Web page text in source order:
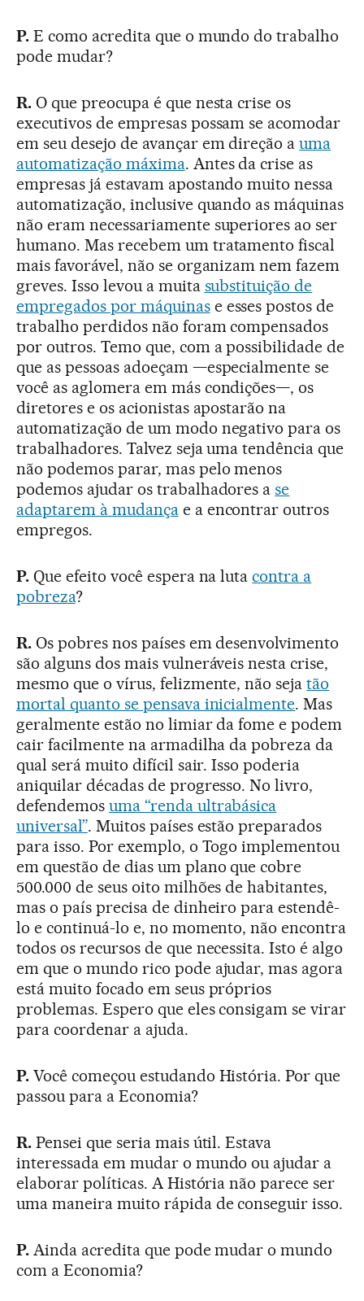
P. E como acredita que o mundo do trabalho
pode mudar?
R. O que preocupa é que nesta crise os
executivos de empresas possam se acomodar
em seu desejo de avançar em direção auma
automatização máxima. Antes da crise as
empresas já estavam apostando muito nessa
automatização, inclusive quando as máquinas
não eram necessariamente superiores ao ser
humano. Mas recebem um tratamento fiscal
mais favorável, não se organizam nem fazem
greves. Isso levou a muita substituição de
empregados por máquinase esses postos de
trabalho perdidos não foram compensados
por outros. Temo que, com a possibilidade de
que as pessoas adoeçam —especialmente se
você as aglomera em más condições—, os
diretores e os acionistas apostarão na
automatização de um modo negativo para os
trabalhadores. Talvez seja uma tendência que
não podemos parar, mas pelo menos
podemos ajudar os trabalhadores ase
adaptarem à mudançae a encontrar outros
empregos.
P. Que efeito você espera na lutacontra a
pobreza?
R. Os pobres nos países em desenvolvimento
são alguns dos mais vulneráveis nesta crise,
mesmo que o vírus, felizmente, não sejatão
mortal quanto se pensava inicialmente. Mas
geralmente estão no limiar da fome e podem
cair facilmente na armadilha da pobreza da
qual será muito difícil sair. Isso poderia
aniquilar décadas de progresso. No livro,
defendemos uma “renda ultrabásica
universal”. Muitos países estão preparados
para isso. Por exemplo, o Togo implementou
em questão de dias um plano que cobre
500.000 de seus oito milhões de habitantes,
mas o país precisa de dinheiro para estendê-
lo e continuá-lo e, no momento, não encontra
todos os recursos de que necessita. Isto é algo
em que o mundo rico pode ajudar, mas agora
está muito focado em seus próprios
problemas. Espero que eles consigam se virar
para coordenar a ajuda.
P. Você começou estudando História. Por que
passou para a Economia?
R. Pensei que seria mais útil. Estava
interessada em mudar o mundo ou ajudar a
elaborar políticas. A História não parece ser
uma maneira muito rápida de conseguir isso.
P. Ainda acredita que pode mudar o mundo
com a Economia?